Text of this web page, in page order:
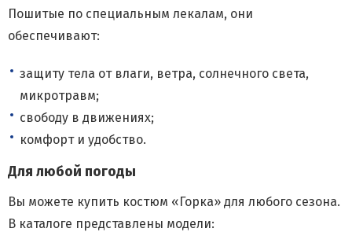
Пошитые по специальным лекалам, они
обеспечивают:
защиту тела от влаги, ветра, солнечного света,
микротравм;
свободу в движениях;
комфорт и удобство.
Для любой погоды
Вы можете купить костюм «Горка» для любого сезона.
В каталоге представлены модели: